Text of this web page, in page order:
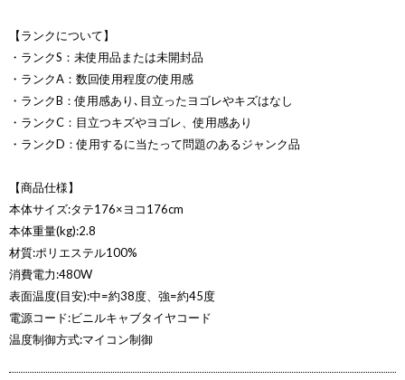
【ランクについて】
・ランクS：未使用品または未開封品
・ランクA：数回使用程度の使用感
・ランクB：使用感あり､目立ったヨゴレやキズはなし
・ランクC：目立つキズやヨゴレ、使用感あり
・ランクD：使用するに当たって問題のあるジャンク品
【商品仕様】
本体サイズ:タテ176×ヨコ176cm
本体重量(kg):2.8
材質:ポリエステル100%
消費電力:480W
表面温度(目安):中=約38度、強=約45度
電源コード:ビニルキャブタイヤコード
温度制御方式:マイコン制御